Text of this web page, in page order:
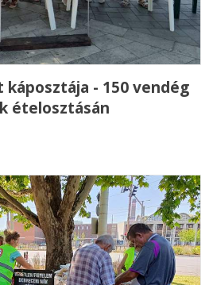
- 150 vendég
ételosztásán